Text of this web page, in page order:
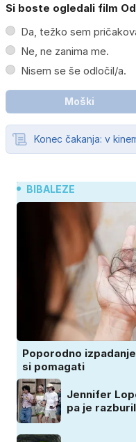
Si boste ogledali film
Da, težko sem
Ne, ne zanima me.
Nisem se še odločil/a.
Moški
Konec čakanja: v
BIBALEZE
Poporodno
si pomagati
Jennifer
pa je